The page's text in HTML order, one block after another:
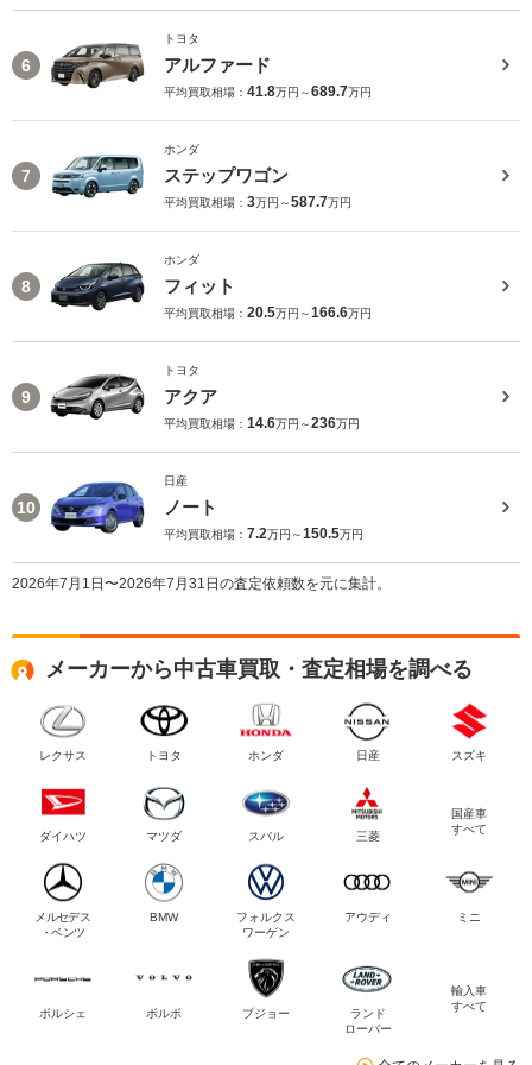
6
トヨタ
アルファード
平均買取相場： 41.8万円～689.7万円
7
ホンダ
ステップワゴン
平均買取相場： 3万円～587.7万円
8
ホンダ
フィット
平均買取相場： 20.5万円～166.6万円
9
トヨタ
アクア
平均買取相場： 14.6万円～236万円
10
日産
ノート
平均買取相場： 7.2万円～150.5万円
2026年7月1日〜2026年7月31日の査定依頼数を元に集計。
メーカーから中古車買取・査定相場を調べる
レクサス トヨタ ホンダ 日産 スズキ
ダイハツ マツダ スバル 三菱
国産車
すべて
メルセデス
・ベンツ
BMW
フォルクス
ワーゲン
アウディ ミニ
ポルシェ ボルボ プジョー
ランド
ローバー
輸入車
すべて